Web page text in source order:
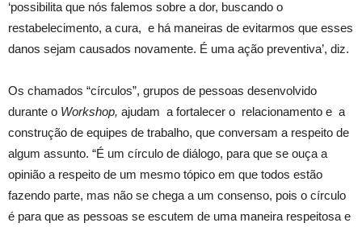
‘possibilita que nós falemos sobre a dor, buscando o
restabelecimento, a cura, e há maneiras de evitarmos que esses
danos sejam causados novamente. É uma ação preventiva’, diz.
Os chamados “círculos”, grupos de pessoas desenvolvido
durante o Workshop, ajudam a fortalecer o relacionamento e a
construção de equipes de trabalho, que conversam a respeito de
algum assunto. “É um círculo de diálogo, para que se ouça a
opinião a respeito de um mesmo tópico em que todos estão
fazendo parte, mas não se chega a um consenso, pois o círculo
é para que as pessoas se escutem de uma maneira respeitosa e